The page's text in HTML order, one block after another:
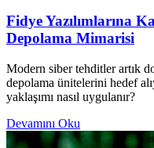
Fidye Yazılımlarına
Depolama Mimarisi
Modern siber tehditler artık
depolama ünitelerini hedef
yaklaşımı nasıl uygulanır?
Devamını Oku